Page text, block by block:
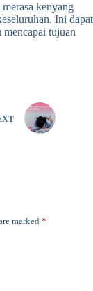
kenyang
Ini dapat
mencapai tujuan
marked*